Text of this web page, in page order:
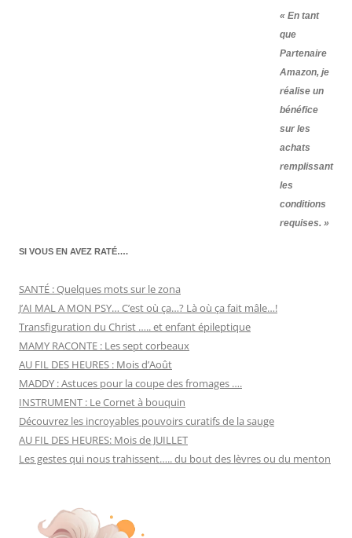
« En tant
que
Partenaire
Amazon, je
réalise un
bénéfice
sur les
achats
remplissant
les
conditions
requises. »
SI VOUS EN AVEZ RATÉ….
SANTÉ : Quelques mots sur le zona
J’AI MAL A MON PSY… C’est où ça…? Là où ça fait mâle…!
Transfiguration du Christ ….. et enfant épileptique
MAMY RACONTE : Les sept corbeaux
AU FIL DES HEURES : Mois d’Août
MADDY : Astuces pour la coupe des fromages ….
INSTRUMENT : Le Cornet à bouquin
Découvrez les incroyables pouvoirs curatifs de la sauge
AU FIL DES HEURES: Mois de JUILLET
Les gestes qui nous trahissent….. du bout des lèvres ou du menton